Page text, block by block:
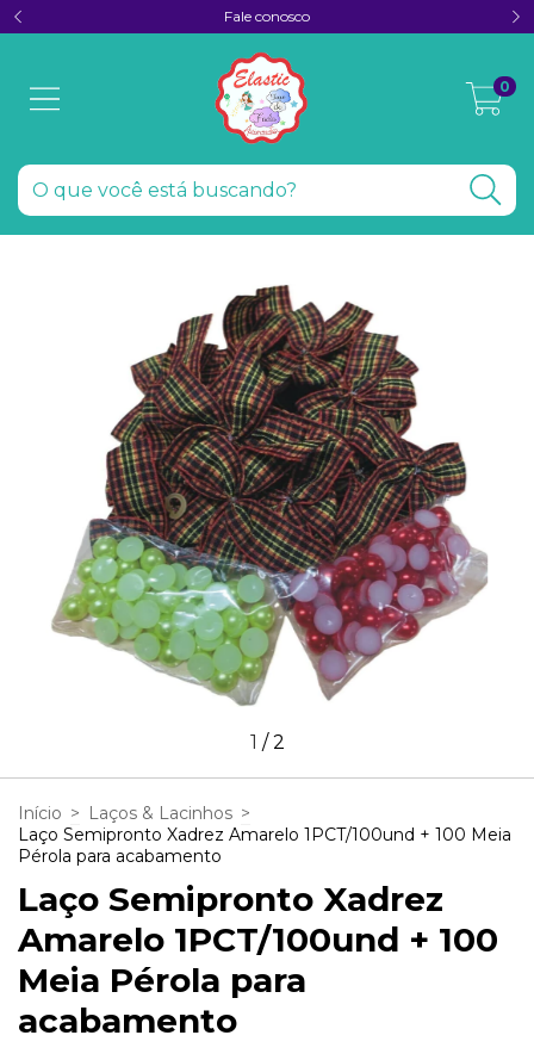
Fale conosco
0
1 /2
Início > Laços & Lacinhos >
Laço Semipronto Xadrez Amarelo 1PCT/100und + 100 Meia
Pérola para acabamento
Laço Semipronto Xadrez
Amarelo 1PCT/100und + 100
Meia Pérola para
acabamento